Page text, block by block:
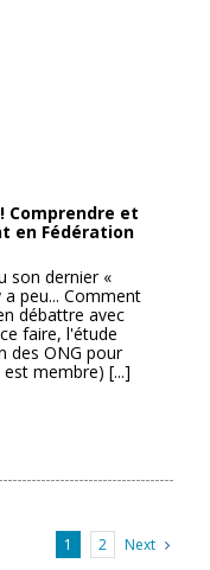
Comprendre et
en Fédération
son dernier «
a peu... Comment
débattre avec
faire, l'étude
des ONG pour
membre) [...]
1 2 Next